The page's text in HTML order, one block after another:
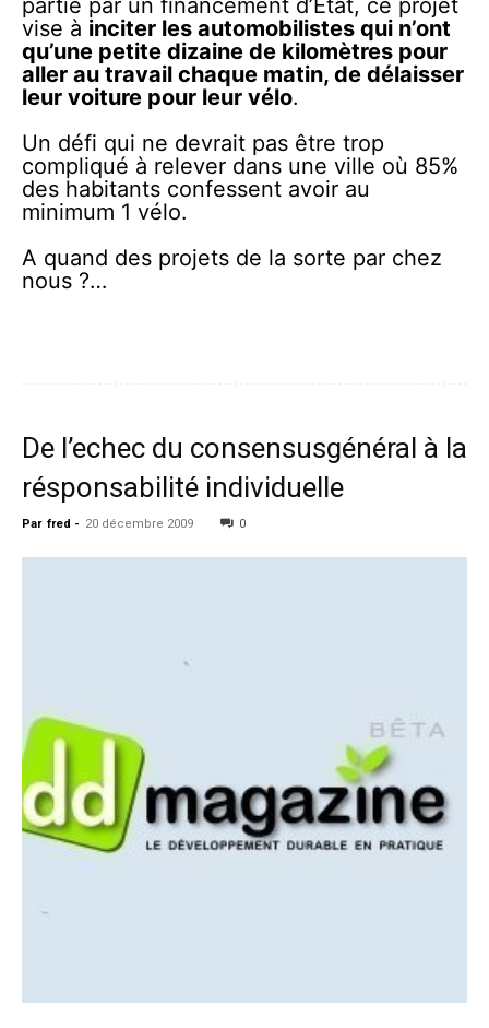
partie par un financement d’Etat, ce projet
vise à inciter les automobilistes qui n’ont
qu’une petite dizaine de kilomètres pour
aller au travail chaque matin, de délaisser
leur voiture pour leur vélo.
Un défi qui ne devrait pas être trop
compliqué à relever dans une ville où 85%
des habitants confessent avoir au
minimum 1 vélo.
A quand des projets de la sorte par chez
nous ?…
De l’echec du consensusgénéral à la
résponsabilité individuelle
Par fred - 20 décembre 2009 0